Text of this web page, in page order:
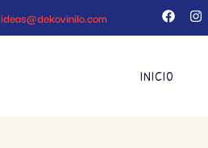
ideas@dekovinilo.com
INICIO